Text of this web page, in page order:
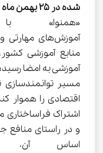
شده در 25بهمنماه 1404)
«همنوا»
و در راستای منافع